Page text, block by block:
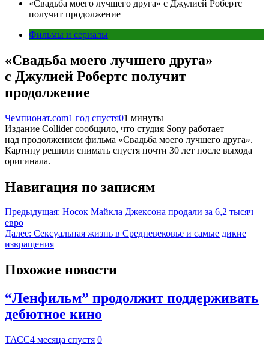
«Свадьба моего лучшего друга» с Джулией Робертс
получит продолжение
Фильмы и сериалы
«Свадьба моего лучшего друга»
с Джулией Робертс получит
продолжение
Чемпионат.com1 год спустя01 минуты
Издание Collider сообщило, что студия Sony работает
над продолжением фильма «Свадьба моего лучшего друга».
Картину решили снимать спустя почти 30 лет после выхода
оригинала.
Навигация по записям
Предыдущая: Носок Майкла Джексона продали за 6,2 тысяч
евро
Далее: Сексуальная жизнь в Средневековье и самые дикие
извращения
Похожие новости
“Ленфильм” продолжит поддерживать
дебютное кино
ТАСС4 месяца спустя 0